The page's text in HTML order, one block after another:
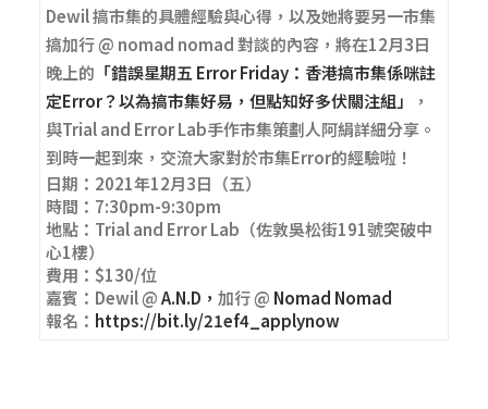
Dewil 搞市集的具體經驗與心得，以及她將要另一市集
搞加行 @ nomad nomad 對談的內容，將在12月3日
晚上的 「錯誤星期五 Error Friday：香港搞市集係咪註
定Error？以為搞市集好易，但點知好多伏關注組」
，
與Trial and Error Lab手作市集策劃人阿絹詳細分享。
到時一起到來，交流大家對於市集Error的經驗啦！
日期：2021年12月3日（五）
時間：7:30pm-9:30pm
地點：Trial and Error Lab（佐敦吳松街191號突破中
心1樓）
費用：$130/位
嘉賓： Dewil @A.N.D ， 加行 @ Nomad Nomad
報名： https://bit.ly/21ef4_applynow